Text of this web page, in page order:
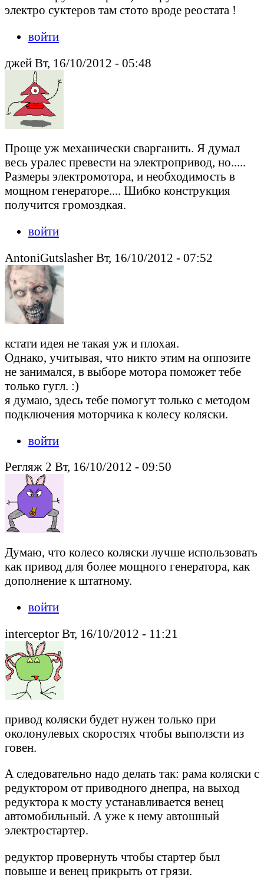
электро суктеров там стото вроде реостата !
войти
джей Вт, 16/10/2012 - 05:48
Проще уж механически сварганить. Я думал
весь уралес превести на электропривод, но.....
Размеры электромотора, и необходимость в
мощном генераторе.... Шибко конструкция
получится громоздкая.
войти
AntoniGutslasher Вт, 16/10/2012 - 07:52
кстати идея не такая уж и плохая.
Однако, учитывая, что никто этим на оппозите
не занимался, в выборе мотора поможет тебе
только гугл. :)
я думаю, здесь тебе помогут только с методом
подключения моторчика к колесу коляски.
войти
Регляж 2 Вт, 16/10/2012 - 09:50
Думаю, что колесо коляски лучше использовать
как привод для более мощного генератора, как
дополнение к штатному.
войти
interceptor Вт, 16/10/2012 - 11:21
привод коляски будет нужен только при
околонулевых скоростях чтобы выползсти из
говен.
А следовательно надо делать так: рама коляски с
редуктором от приводного днепра, на выход
редуктора к мосту устанавливается венец
автомобильный. А уже к нему автошный
электростартер.
редуктор провернуть чтобы стартер был
повыше и венец прикрыть от грязи.